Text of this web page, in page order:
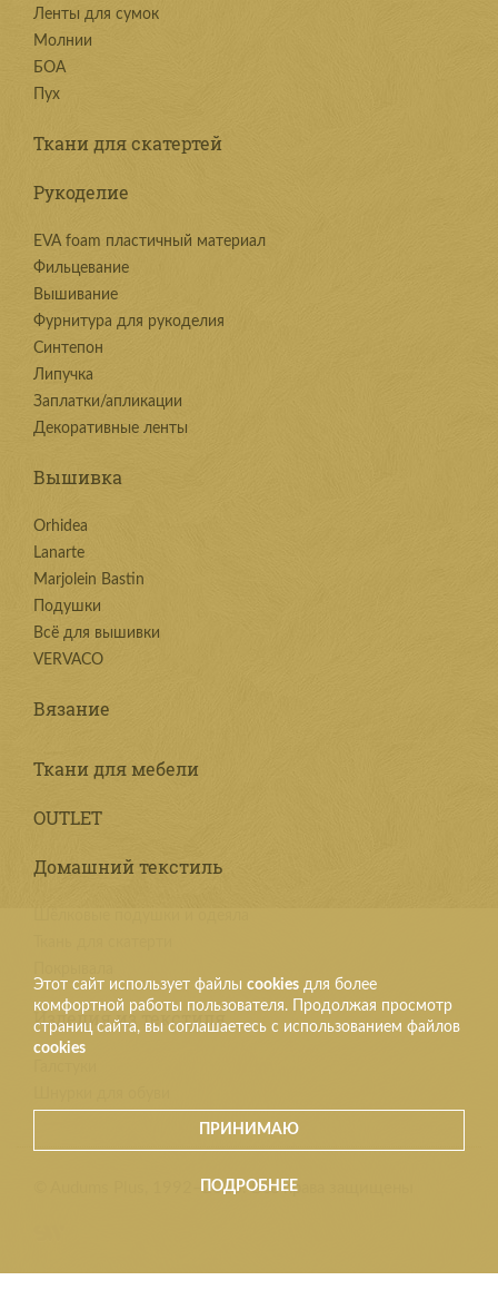
Этот сайт использует файлы cookies для более
комфортной работы пользователя. Продолжая просмотр
страниц сайта, вы соглашаетесь с использованием файлов
cookies
ПРИНИМАЮ
ПОДРОБНЕЕ
Ленты для сумок
Молнии
БОА
Пух
Ткани для скатертей
Рукоделие
EVA foam пластичный материал
Фильцевание
Вышивание
Фурнитура для рукоделия
Синтепон
Липучка
Заплатки/апликации
Декоративные ленты
Вышивка
Orhidea
Lanarte
Marjolein Bastin
Подушки
Всё для вышивки
VERVACO
Вязание
Ткани для мебели
OUTLET
Домашний текстиль
Изделия из текстиля
© Audums Plus, 1992–2026. Все права защищены